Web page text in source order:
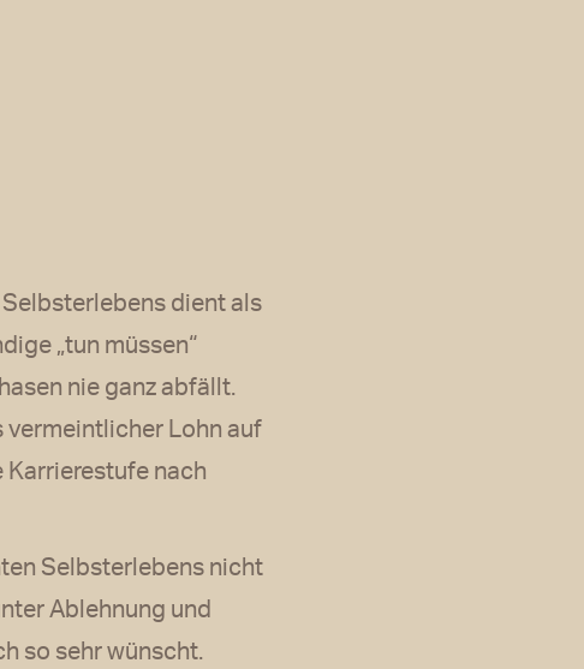
dient als
„tun müssen“
nie ganz abfällt.
vermeintlicher Lohn auf
Karrierestufe nach
Selbsterlebens nicht
Ablehnung und
so sehr wünscht.